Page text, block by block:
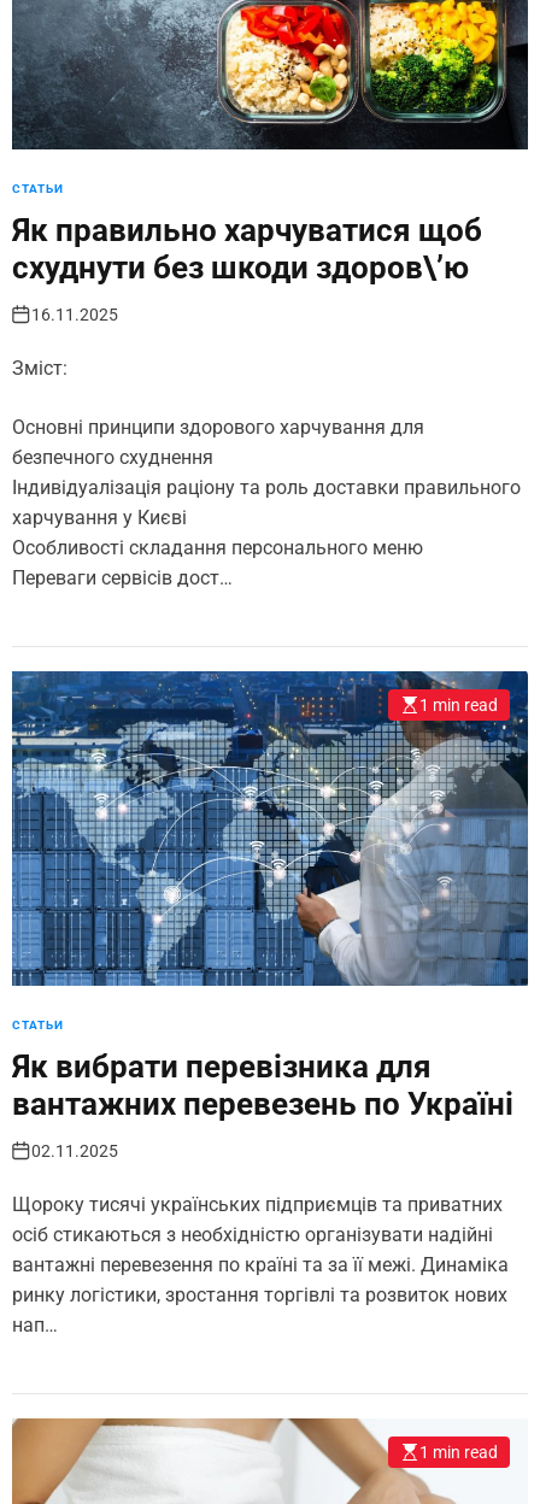
СТАТЬИ
Як правильно харчуватися щоб
схуднути без шкоди здоров\’ю
16.11.2025
Зміст:
Основні принципи здорового харчування для
безпечного схуднення
Індивідуалізація раціону та роль доставки правильного
харчування у Києві
Особливості складання персонального меню
Переваги сервісів дост…
1 min read
СТАТЬИ
Як вибрати перевізника для
вантажних перевезень по Україні
02.11.2025
Щороку тисячі українських підприємців та приватних
осіб стикаються з необхідністю організувати надійні
вантажні перевезення по країні та за її межі. Динаміка
ринку логістики, зростання торгівлі та розвиток нових
нап…
1 min read